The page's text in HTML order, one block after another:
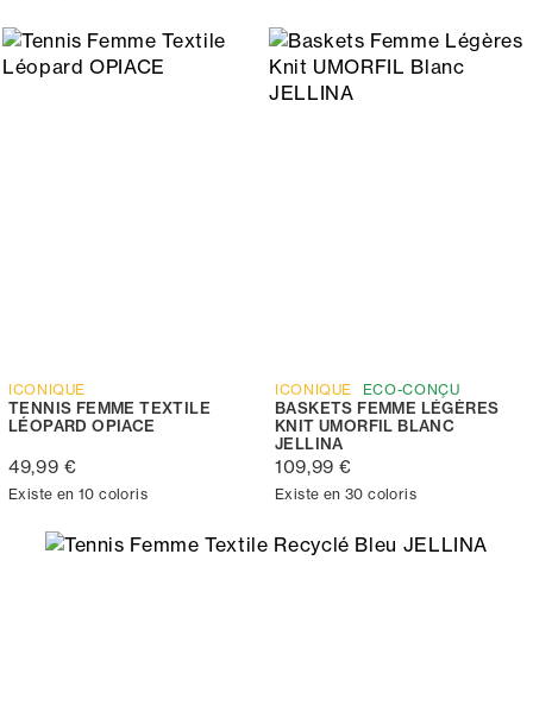
ICONIQUE
TENNIS FEMME TEXTILE
LÉOPARD OPIACE
49,99 €
Existe en 10 coloris
ICONIQUE ECO-CONÇU
BASKETS FEMME LÉGÈRES
KNIT UMORFIL BLANC
JELLINA
109,99 €
Existe en 30 coloris